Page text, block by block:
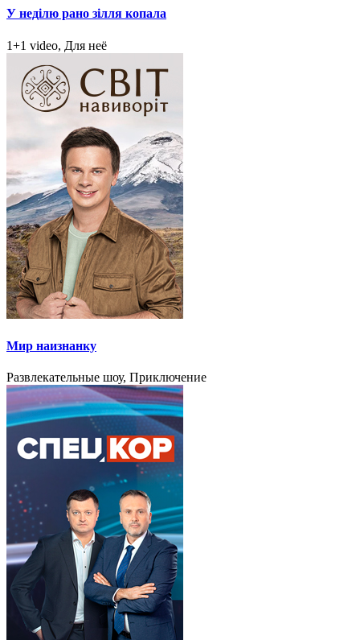
У неділю рано зілля копала
1+1 video, Для неё
Мир наизнанку
Развлекательные шоу, Приключение